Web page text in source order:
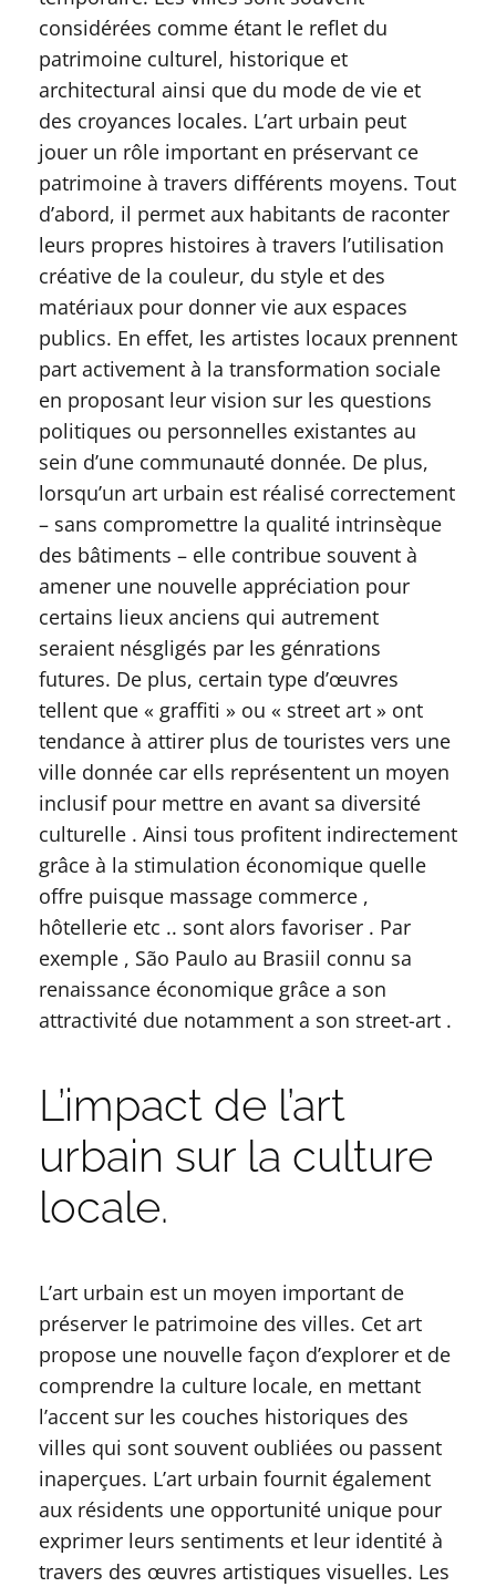
considérées comme étant le reflet du
patrimoine culturel, historique et
architectural ainsi que du mode de vie et
des croyances locales. L’art urbain peut
jouer un rôle important en préservant ce
patrimoine à travers différents moyens. Tout
d’abord, il permet aux habitants de raconter
leurs propres histoires à travers l’utilisation
créative de la couleur, du style et des
matériaux pour donner vie aux espaces
publics. En effet, les artistes locaux prennent
part activement à la transformation sociale
en proposant leur vision sur les questions
politiques ou personnelles existantes au
sein d’une communauté donnée. De plus,
lorsqu’un art urbain est réalisé correctement
– sans compromettre la qualité intrinsèque
des bâtiments – elle contribue souvent à
amener une nouvelle appréciation pour
certains lieux anciens qui autrement
seraient nésgligés par les génrations
futures. De plus, certain type d’œuvres
tellent que « graffiti » ou « street art » ont
tendance à attirer plus de touristes vers une
ville donnée car ells représentent un moyen
inclusif pour mettre en avant sa diversité
culturelle . Ainsi tous profitent indirectement
grâce à la stimulation économique quelle
offre puisque massage commerce ,
hôtellerie etc .. sont alors favoriser . Par
exemple , São Paulo au Brasiil connu sa
renaissance économique grâce a son
attractivité due notamment a son street-art .
L’impact de l’art
urbain sur la culture
locale.
L’art urbain est un moyen important de
préserver le patrimoine des villes. Cet art
propose une nouvelle façon d’explorer et de
comprendre la culture locale, en mettant
l’accent sur les couches historiques des
villes qui sont souvent oubliées ou passent
inaperçues. L’art urbain fournit également
aux résidents une opportunité unique pour
exprimer leurs sentiments et leur identité à
travers des œuvres artistiques visuelles. Les